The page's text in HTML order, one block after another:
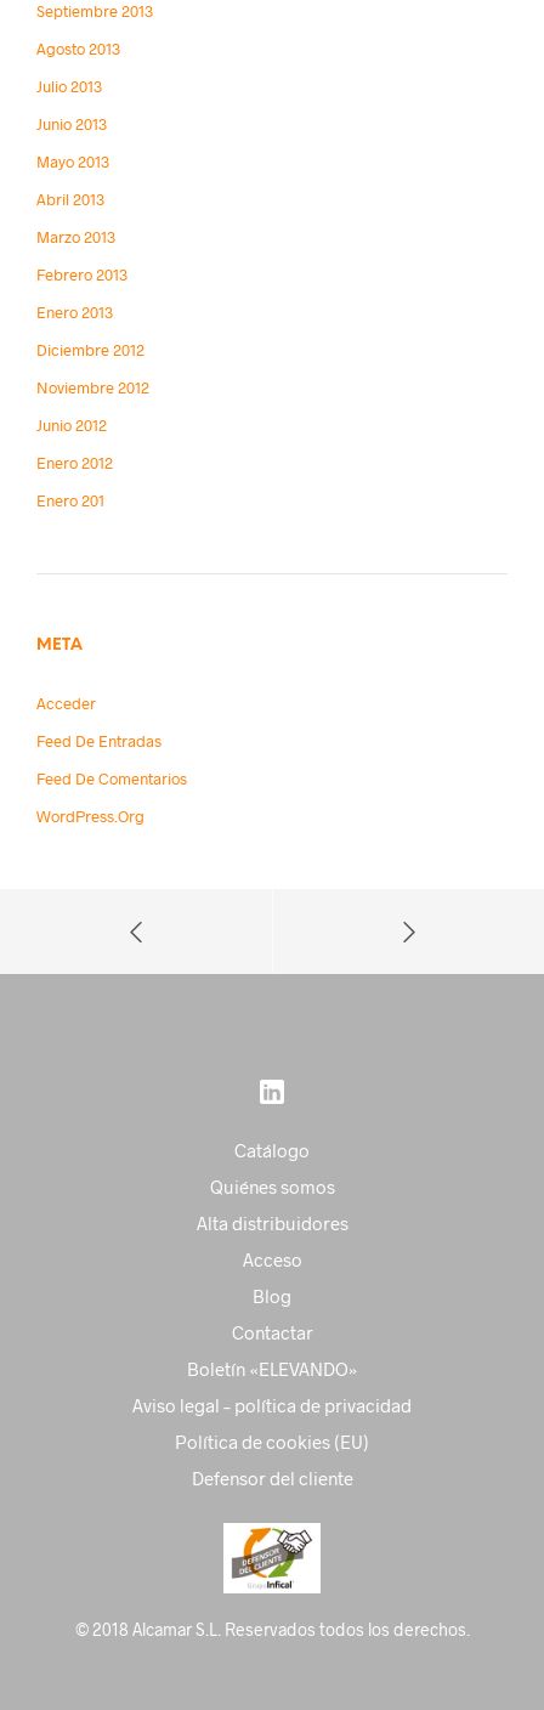
Septiembre 2013
Agosto 2013
Julio 2013
Junio 2013
Mayo 2013
Abril 2013
Marzo 2013
Febrero 2013
Enero 2013
Diciembre 2012
Noviembre 2012
Junio 2012
Enero 2012
Enero 201
META
Acceder
Feed De Entradas
Feed De Comentarios
WordPress.org
Catálogo
Quiénes somos
Alta distribuidores
Acceso
Blog
Contactar
Boletín «ELEVANDO»
Aviso legal – política de privacidad
Política de cookies (EU)
Defensor del cliente
© 2018 Alcamar S.L. Reservados todos los derechos.